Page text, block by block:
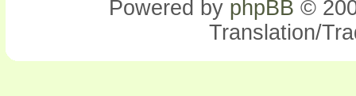
Powered by phpBB ©
Translation/